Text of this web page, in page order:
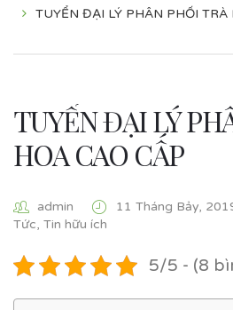
TUYỂN ĐẠI LÝ PHÂN PHỐI TRÀ
TUYỂN ĐẠI LÝ
HOA CAO CẤP
admin 11 Tháng Bảy,
Tức, Tin hữu ích
5/5 - (8